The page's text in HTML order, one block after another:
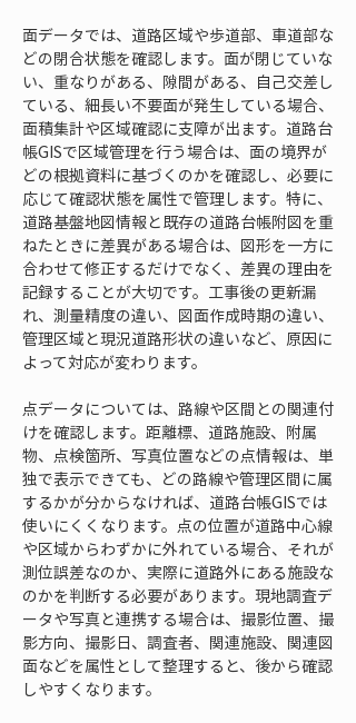
面データでは、道路区域や歩道部、車道部な
どの閉合状態を確認します。面が閉じていな
い、重なりがある、隙間がある、自己交差し
ている、細長い不要面が発生している場合、
面積集計や区域確認に支障が出ます。道路台
帳GISで区域管理を行う場合は、面の境界が
どの根拠資料に基づくのかを確認し、必要に
応じて確認状態を属性で管理します。特に、
道路基盤地図情報と既存の道路台帳附図を重
ねたときに差異がある場合は、図形を一方に
合わせて修正するだけでなく、差異の理由を
記録することが大切です。工事後の更新漏
れ、測量精度の違い、図面作成時期の違い、
管理区域と現況道路形状の違いなど、原因に
よって対応が変わります。
点データについては、路線や区間との関連付
けを確認します。距離標、道路施設、附属
物、点検箇所、写真位置などの点情報は、単
独で表示できても、どの路線や管理区間に属
するかが分からなければ、道路台帳GISでは
使いにくくなります。点の位置が道路中心線
や区域からわずかに外れている場合、それが
測位誤差なのか、実際に道路外にある施設な
のかを判断する必要があります。現地調査デ
ータや写真と連携する場合は、撮影位置、撮
影方向、撮影日、調査者、関連施設、関連図
面などを属性として整理すると、後から確認
しやすくなります。